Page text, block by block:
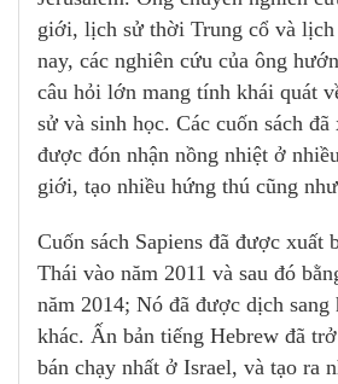
giới, lịch sử thời Trung cổ và lịch
nay, các nghiên cứu của ông
câu hỏi lớn mang tính khái quát
sử và sinh học. Các cuốn sách đã
được đón nhận nồng nhiệt ở
giới, tạo nhiều hứng thú cũng
Cuốn sách Sapiens đã được xuất
Thái vào năm 2011 và sau đó
năm 2014; Nó đã được dịch
khác. Ấn bản tiếng Hebrew đã
bán chạy nhất ở Israel, và tạo ra